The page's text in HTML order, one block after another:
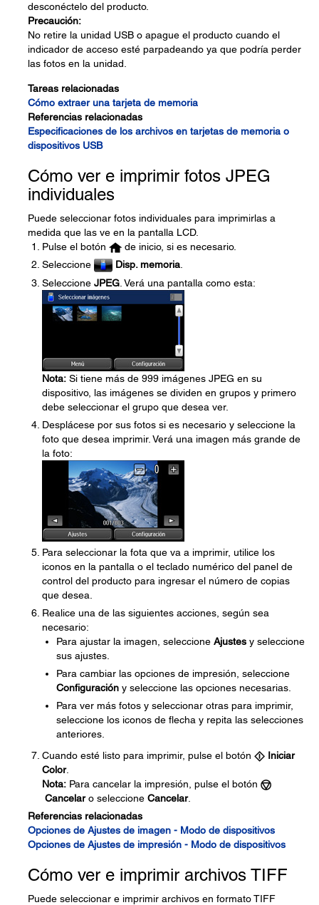
desconéctelo del producto.
Precaución:
No retire la unidad USB o apague el producto cuando el
indicador de acceso esté parpadeando ya que podría perder
las fotos en la unidad.
Tareas relacionadas
Cómo extraer una tarjeta de memoria
Referencias relacionadas
Especificaciones de los archivos en tarjetas de memoria o
dispositivos USB
Cómo ver e imprimir fotos JPEG
individuales
Puede seleccionar fotos individuales para imprimirlas a
medida que las ve en la pantalla LCD.
Pulse el botón
de inicio, si es necesario.
Seleccione
Disp. memoria
Seleccione JPEG . Verá una pantalla como esta:
Nota: Si tiene más de 999 imágenes JPEG en su
dispositivo, las imágenes se dividen en grupos y primero
debe seleccionar el grupo que desea ver.
Desplácese por sus fotos si es necesario y seleccione la
foto que desea imprimir. Verá una imagen más grande de
la foto:
Para seleccionar la fota que va a imprimir, utilice los
iconos en la pantalla o el teclado numérico del panel de
control del producto para ingresar el número de copias
que desea.
Realice una de las siguientes acciones, según sea
necesario:
Para ajustar la imagen, seleccione Ajustes y seleccione
sus ajustes.
Para cambiar las opciones de impresión, seleccione
Configuración y seleccione las opciones necesarias.
Para ver más fotos y seleccionar otras para imprimir,
seleccione los iconos de flecha y repita las selecciones
anteriores.
Cuando esté listo para imprimir, pulse el botón
Iniciar
Color.
Nota: Para cancelar la impresión, pulse el botón
Cancelaro seleccione Cancelar.
Referencias relacionadas
Opciones de Ajustes de imagen - Modo de dispositivos
Opciones de Ajustes de impresión - Modo de dispositivos
Cómo ver e imprimir archivos TIFF
Puede seleccionar e imprimir archivos en formato TIFF